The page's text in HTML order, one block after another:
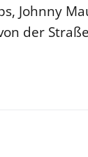
Johnny
der